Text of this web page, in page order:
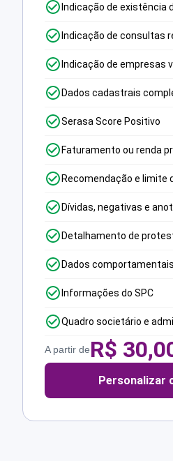
Indicação de existência
Indicação de consultas
Indicação de empresas
Dados cadastrais
Serasa Score Positivo
Faturamento ou renda
Recomendação e limite
Dívidas, negativas e
Detalhamento de
Dados comportamentais
Informações do SPC
Quadro societário e
A partir deR$
Personalizar